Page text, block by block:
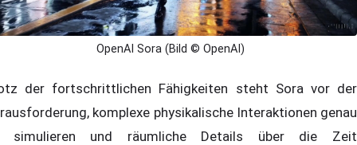
OpenAI Sora (Bild © OpenAI)
der fortschrittlichen Fähigkeiten steht Sora vor der
komplexe physikalische Interaktionen genau
simulieren und räumliche Details über die Zeit